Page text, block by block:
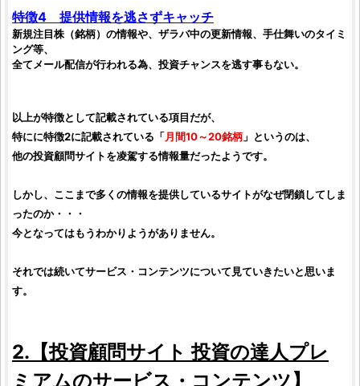
特徴4 提供情報を逃さずキャッチ
新規注目株 （銘柄）の情報や、ザラバ中の更新情報、手仕舞いのタイミ
ング等、
全てメール配信が行われる為、 投資チャンスを逃す事もない。
以上が特徴として記載されている項目だが、
特にに特徴2に記載されている「月間10～20銘柄 」というのは、
他の投資顧問サイトを凌駕する情報量だったようです。
しかし、ここまで多くの情報を提供しているサイトがなぜ閉鎖してしま
ったのか・・・
今となってはもうわかりようがありません。
それでは続いてサービス・コンテンツについて見ていきたいと思いま
す。
2.【投資顧問サイト 投資の達人プレ
ミアムのサービス・コンテンツ】